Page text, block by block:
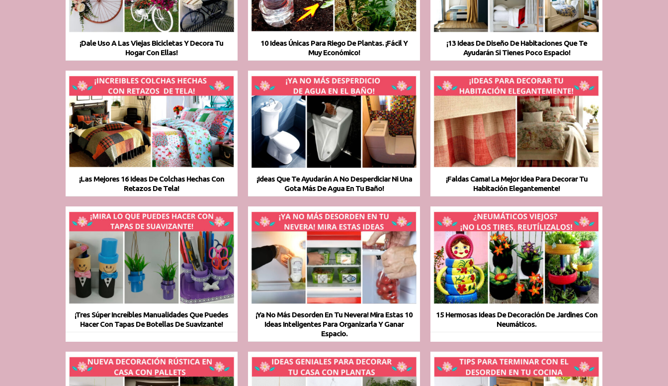
¡Dale Uso A Las Viejas Bicicletas Y Decora Tu
Hogar Con Ellas!
10 Ideas Únicas Para Riego De Plantas. ¡Fácil Y
Muy Económico!
¡13 Ideas De Diseño De Habitaciones Que Te
Ayudarán Si Tienes Poco Espacio!
¡Las Mejores 16 Ideas De Colchas Hechas Con
Retazos De Tela!
¡Ideas Que Te Ayudarán A No Desperdiciar Ni Una
Gota Más De Agua En Tu Baño!
¡Faldas Cama! La Mejor Idea Para Decorar Tu
Habitación Elegantemente!
¡Tres Súper Increíbles Manualidades Que Puedes
Hacer Con Tapas De Botellas De Suavizante!
¡Ya No Más Desorden En Tu Nevera! Mira Estas 10
Ideas Inteligentes Para Organizarla Y Ganar
Espacio.
15 Hermosas Ideas De Decoración De Jardines Con
Neumáticos.